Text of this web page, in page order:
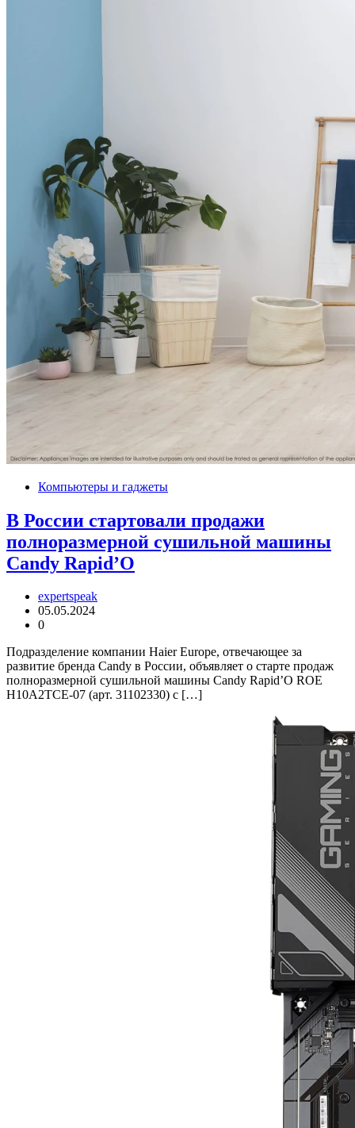
Компьютеры и гаджеты
В России стартовали продажи
полноразмерной сушильной машины
Candy Rapid’O
expertspeak
05.05.2024
0
Подразделение компании Haier Europe, отвечающее за
развитие бренда Candy в России, объявляет о старте продаж
полноразмерной сушильной машины Candy Rapid’O ROE
H10A2TCE-07 (арт. 31102330) с […]